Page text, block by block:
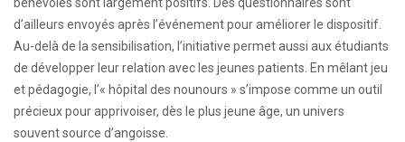
d’ailleurs envoyés après l’événement pour améliorer le dispositif.
Au-delà de la sensibilisation, l’initiative permet aussi aux étudiants
de développer leur relation avec les jeunes patients. En mêlant jeu
et pédagogie, l’« hôpital des nounours » s’impose comme un outil
précieux pour apprivoiser, dès le plus jeune âge, un univers
souvent source d’angoisse.